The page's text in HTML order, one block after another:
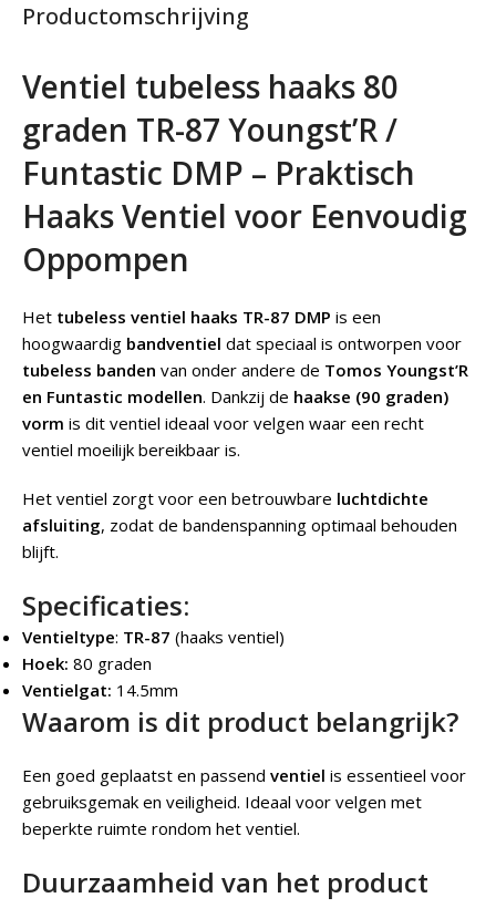
Productomschrijving
Ventiel tubeless haaks 80
graden TR-87 Youngst’R /
Funtastic DMP – Praktisch
Haaks Ventiel voor Eenvoudig
Oppompen
Het tubeless ventiel haaks TR-87 DMP is een
hoogwaardig bandventiel dat speciaal is ontworpen voor
tubeless banden van onder andere de Tomos Youngst’R
en Funtastic modellen. Dankzij de haakse (90 graden)
vorm is dit ventiel ideaal voor velgen waar een recht
ventiel moeilijk bereikbaar is.
Het ventiel zorgt voor een betrouwbare luchtdichte
afsluiting, zodat de bandenspanning optimaal behouden
blijft.
Specificaties:
Ventieltype: TR-87 (haaks ventiel)
Hoek: 80 graden
Ventielgat: 14.5mm
Waarom is dit product belangrijk?
Een goed geplaatst en passend ventiel is essentieel voor
gebruiksgemak en veiligheid. Ideaal voor velgen met
beperkte ruimte rondom het ventiel.
Duurzaamheid van het product